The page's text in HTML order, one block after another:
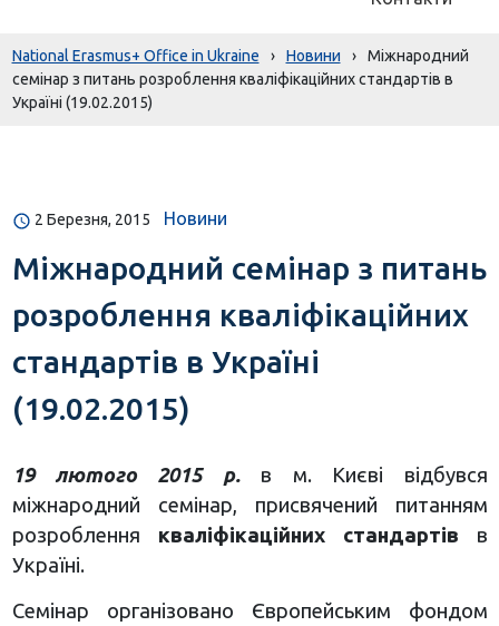
National Erasmus+ Office in Ukraine › Новини ›
Міжнародний
семінар з питань розроблення кваліфікаційних стандартів в
Україні (19.02.2015)
2 Березня, 2015 Новини
Міжнародний семінар з питань
розроблення кваліфікаційних
стандартів в Україні
(19.02.2015)
19 лютого 2015 р.в м. Києві відбувся
міжнародний семінар, присвячений питанням
розроблення кваліфікаційних стандартів в
Україні.
Семінар організовано Європейським фондом